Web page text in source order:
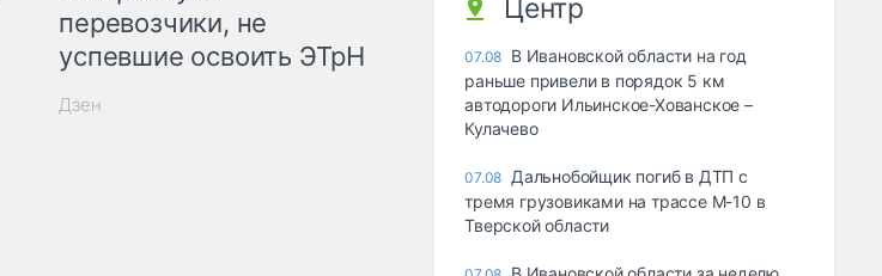
перевозчики, не
успевшие освоить ЭТрН
Дзен
Центр
07.08 В Ивановской области на год
раньше привели в порядок 5 км
автодороги Ильинское-Хованское –
Кулачево
07.08 Дальнобойщик погиб в ДТП с
тремя грузовиками на трассе М-10 в
Тверской области